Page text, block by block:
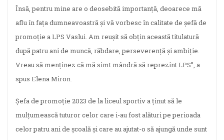
Însă, pentru mine are o deosebită importanță, deoarece mă
aflu în fața dumneavoastră și vă vorbesc în calitate de șefă de
promoție a LPS Vaslui. Am reușit să obțin această titulatură
după patru ani de muncă, răbdare, perseverență și ambiție.
Vreau să menținez că mă simt mândră să reprezint LPS”, a
spus Elena Miron.
Șefa de promoție 2023 de la liceul sportiv a ținut să le
mulțumească tuturor celor care i-au fost alături pe perioada
celor patru ani de școală și care au ajutat-o să ajungă unde sunt